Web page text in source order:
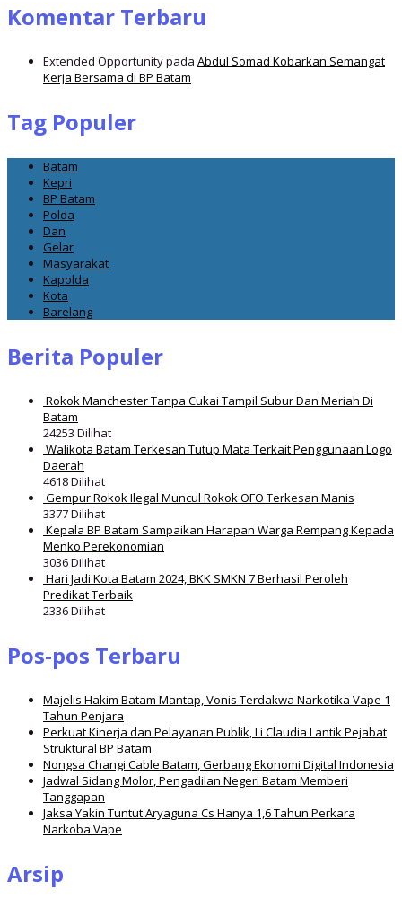
Komentar Terbaru
Extended Opportunitypada Abdul Somad Kobarkan Semangat
Kerja Bersama di BP Batam
Tag Populer
Batam
Kepri
BP Batam
Polda
Dan
Gelar
Masyarakat
Kapolda
Kota
Barelang
Berita Populer
Rokok Manchester Tanpa Cukai Tampil Subur Dan Meriah Di
Batam
24253 Dilihat
Walikota Batam Terkesan Tutup Mata Terkait Penggunaan Logo
Daerah
4618 Dilihat
Gempur Rokok Ilegal Muncul Rokok OFO Terkesan Manis
3377 Dilihat
Kepala BP Batam Sampaikan Harapan Warga Rempang Kepada
Menko Perekonomian
3036 Dilihat
Hari Jadi Kota Batam 2024, BKK SMKN 7 Berhasil Peroleh
Predikat Terbaik
2336 Dilihat
Pos-pos Terbaru
Majelis Hakim Batam Mantap, Vonis Terdakwa Narkotika Vape 1
Tahun Penjara
Perkuat Kinerja dan Pelayanan Publik, Li Claudia Lantik Pejabat
Struktural BP Batam
Nongsa Changi Cable Batam, Gerbang Ekonomi Digital Indonesia
Jadwal Sidang Molor, Pengadilan Negeri Batam Memberi
Tanggapan
Jaksa Yakin Tuntut Aryaguna Cs Hanya 1,6 Tahun Perkara
Narkoba Vape
Arsip